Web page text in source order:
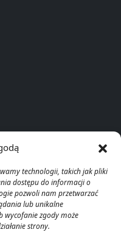
technologii, takich jak pliki
dostępu do informacji o
pozwoli nam przetwarzać
lub unikalne
wycofanie zgody może
strony.